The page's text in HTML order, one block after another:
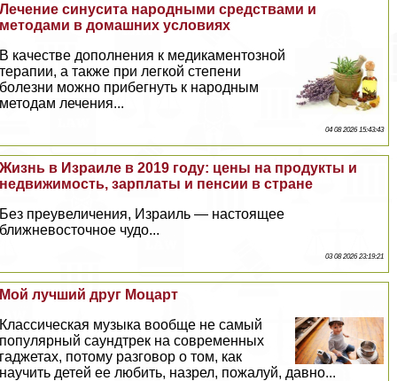
Лечение синусита народными средствами и
методами в домашних условиях
В качестве дополнения к медикаментозной
терапии, а также при легкой степени
болезни можно прибегнуть к народным
методам лечения...
04 08 2026 15:43:43
Жизнь в Израиле в 2019 году: цены на продукты и
недвижимость, зарплаты и пенсии в стране
Без преувеличения, Израиль — настоящее
ближневосточное чудо...
03 08 2026 23:19:21
Мой лучший друг Моцарт
Классическая музыка вообще не самый
популярный саундтрек на современных
гаджетах, потому разговор о том, как
научить детей ее любить, назрел, пожалуй, давно...